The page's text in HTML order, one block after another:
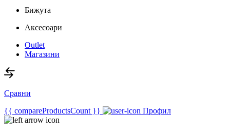
Бижута
Аксесоари
Outlet
Магазини
Сравни
{{ compareProductsCount }}
Профил